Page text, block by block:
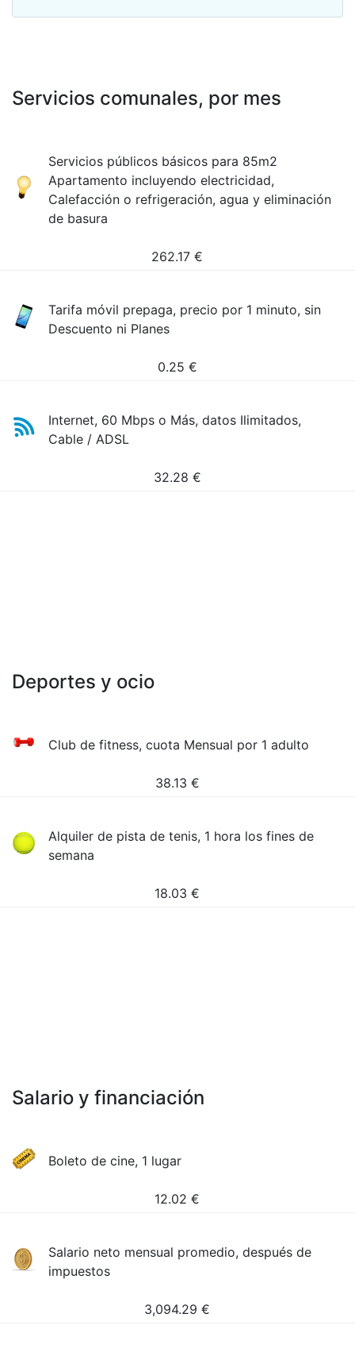
Servicios comunales, por mes
Servicios públicos básicos para 85m2
Apartamento incluyendo electricidad,
Calefacción o refrigeración, agua y eliminación
de basura
262.17 €
Tarifa móvil prepaga, precio por 1 minuto, sin
Descuento ni Planes
0.25 €
Internet, 60 Mbps o Más, datos Ilimitados,
Cable / ADSL
32.28 €
Deportes y ocio
Club de fitness, cuota Mensual por 1 adulto
38.13 €
Alquiler de pista de tenis, 1 hora los fines de
semana
18.03 €
Salario y financiación
Boleto de cine, 1 lugar
12.02 €
Salario neto mensual promedio, después de
impuestos
3,094.29 €